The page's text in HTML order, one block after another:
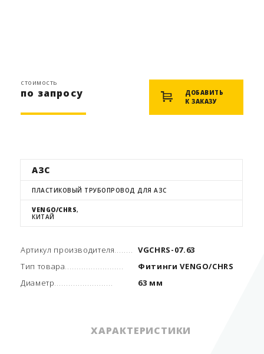
стоимость
по запросу
ДОБАВИТЬ
К ЗАКАЗУ
АЗС
ПЛАСТИКОВЫЙ ТРУБОПРОВОД ДЛЯ АЗС
VENGO/CHRS,
КИТАЙ
Артикул производителя
VGCHRS-07.63
Тип товара
Фитинги VENGO/CHRS
Диаметр
63 мм
ХАРАКТЕРИСТИКИ